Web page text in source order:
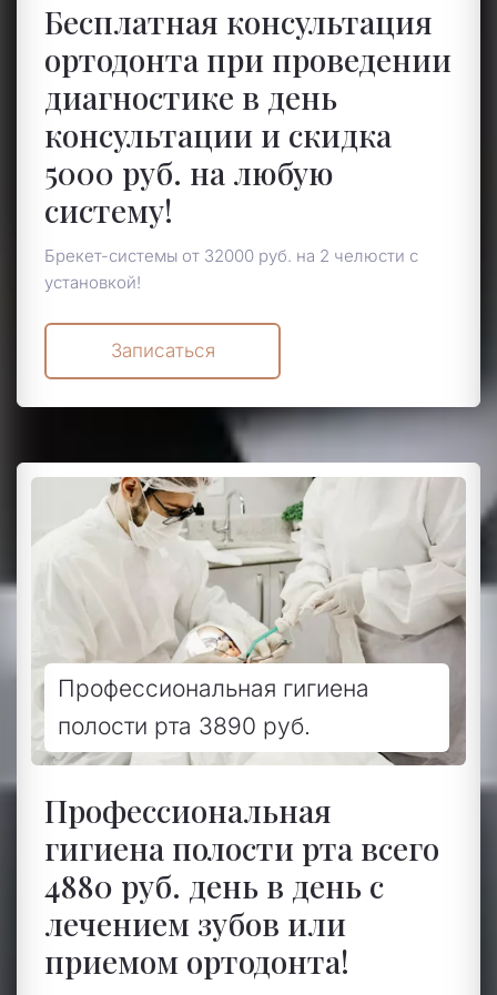
Бесплатная консультация
ортодонта при проведении
диагностике в день
консультации и скидка
5000 руб. на любую
систему!
Брекет-системы от 32000 руб. на 2 челюсти с
установкой!
Записаться
Профессиональная
гигиена полости рта всего
4880 руб. день в день с
лечением зубов или
приемом ортодонта!
Профессиональная гигиена
полости рта 3890 руб.